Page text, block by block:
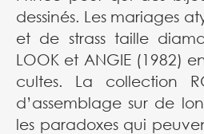
dessinés. Les mariages
et de strass taille
LOOK et ANGIE (1982)
cultes. La collection
d’assemblage sur de
les paradoxes qui